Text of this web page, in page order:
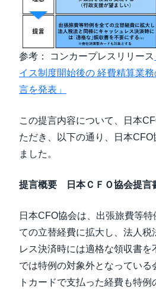
参考： コンカープレスリリース
イス制度開始後の 経費精算業
言を発表」
この提言内容について、日本
ただき、以下の通り、日本
ました。
提言概要 日本ＣＦＯ協会提言
日本CFO協会は、出張旅費等
ての立替経費に拡大し、法人税
レス決済時には適格な領収書を
では特例の対象外となっている
トカードで支払った経費も特